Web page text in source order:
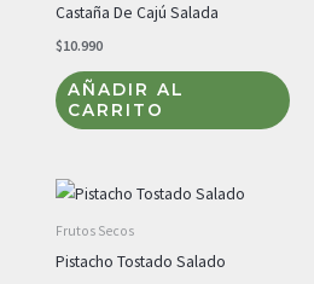
Castaña De Cajú Salada
$10.990
AÑADIR AL
CARRITO
Frutos Secos
Pistacho Tostado Salado